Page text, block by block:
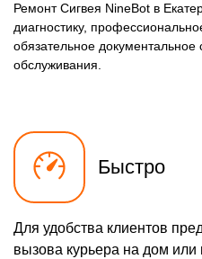
Ремонт Сигвея NineBot в
диагностику,
обязательное
обслуживания.
Быстро
Для удобства клиентов
вызова курьера на дом